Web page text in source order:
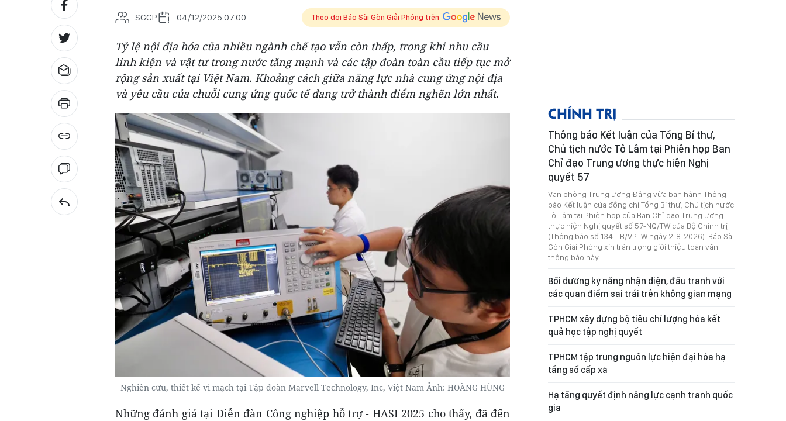
SGGP 04/12/2025 07:00 Theo dõi Báo Sài Gòn Giải Phóng trên
Tỷ lệ nội địa hóa của nhiều ngành chế tạo vẫn còn thấp, trong khi nhu cầu
linh kiện và vật tư trong nước tăng mạnh và các tập đoàn toàn cầu tiếp tục mở
rộng sản xuất tại Việt Nam. Khoảng cách giữa năng lực nhà cung ứng nội địa
và yêu cầu của chuỗi cung ứng quốc tế đang trở thành điểm nghẽn lớn nhất.
Nghiên cứu, thiết kế vi mạch tại Tập đoàn Marvell Technology, Inc, Việt Nam Ảnh: HOÀNG HÙNG
Những đánh giá tại Diễn đàn Công nghiệp hỗ trợ - HASI 2025 cho thấy, đã đến
CHÍNH TRỊ
Thông báo Kết luận của Tổng Bí thư,
Chủ tịch nước Tô Lâm tại Phiên họp Ban
Chỉ đạo Trung ương thực hiện Nghị
quyết 57
Văn phòng Trung ương Đảng vừa ban hành Thông
báo Kết luận của đồng chí Tổng Bí thư, Chủ tịch nước
Tô Lâm tại Phiên họp của Ban Chỉ đạo Trung ương
thực hiện Nghị quyết số 57-NQ/TW của Bộ Chính trị
(Thông báo số 134-TB/VPTW ngày 2-8-2026). Báo Sài
Gòn Giải Phóng xin trân trọng giới thiệu toàn văn
thông báo này.
Bồi dưỡng kỹ năng nhận diện, đấu tranh với
các quan điểm sai trái trên không gian mạng
TPHCM xây dựng bộ tiêu chí lượng hóa kết
quả học tập nghị quyết
TPHCM tập trung nguồn lực hiện đại hóa hạ
tầng số cấp xã
Hạ tầng quyết định năng lực cạnh tranh quốc
gia